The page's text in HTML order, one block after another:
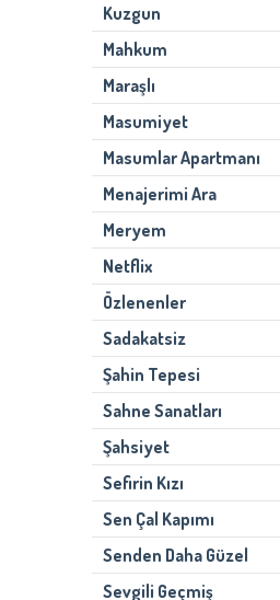
Kuzgun
Mahkum
Maraşlı
Masumiyet
Masumlar Apartmanı
Menajerimi Ara
Meryem
Netflix
Özlenenler
Sadakatsiz
Şahin Tepesi
Sahne Sanatları
Şahsiyet
Sefirin Kızı
Sen Çal Kapımı
Senden Daha Güzel
Sevgili Geçmiş